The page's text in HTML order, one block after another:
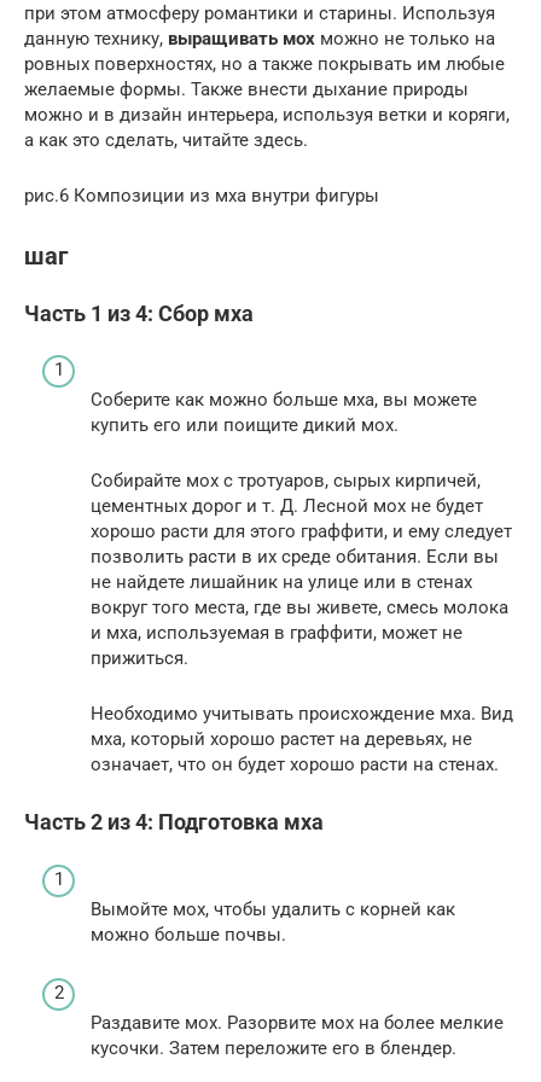
при этом атмосферу романтики и старины. Используя
данную технику, выращивать мох можно не только на
ровных поверхностях, но а также покрывать им любые
желаемые формы. Также внести дыхание природы
можно и в дизайн интерьера, используя ветки и коряги,
а как это сделать, читайте здесь.
рис.6 Композиции из мха внутри фигуры
шаг
Часть 1 из 4: Сбор мха
Соберите как можно больше мха, вы можете
купить его или поищите дикий мох.
Собирайте мох с тротуаров, сырых кирпичей,
цементных дорог и т. Д. Лесной мох не будет
хорошо расти для этого граффити, и ему следует
позволить расти в их среде обитания. Если вы
не найдете лишайник на улице или в стенах
вокруг того места, где вы живете, смесь молока
и мха, используемая в граффити, может не
прижиться.
Необходимо учитывать происхождение мха. Вид
мха, который хорошо растет на деревьях, не
означает, что он будет хорошо расти на стенах.
Часть 2 из 4: Подготовка мха
Вымойте мох, чтобы удалить с корней как
можно больше почвы.
Раздавите мох. Разорвите мох на более мелкие
кусочки. Затем переложите его в блендер.